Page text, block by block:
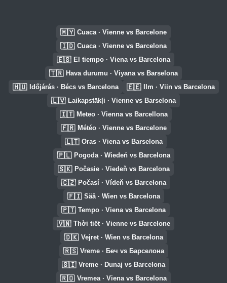
🇲🇾 Cuaca · Vienne vs Barcelone
🇮🇩 Cuaca · Vienne vs Barcelona
🇪🇸 El tiempo · Viena vs Barcelona
🇹🇷 Hava durumu · Viyana vs Barselona
🇭🇺 Időjárás · Bécs vs Barcelona 🇪🇪 Ilm · Viin vs Barcelona
🇱🇻 Laikapstākļi · Vienne vs Barselona
🇮🇹 Meteo · Vienna vs Barcellona
🇫🇷 Météo · Vienne vs Barcelone
🇱🇹 Oras · Viena vs Barselona
🇵🇱 Pogoda · Wiedeń vs Barcelona
🇸🇰 Počasie · Viedeň vs Barcelona
🇨🇿 Počasí · Vídeň vs Barcelona
🇫🇮 Sää · Wien vs Barcelona
🇵🇹 Tempo · Viena vs Barcelona
🇻🇳 Thời tiết · Vienne vs Barcelone
🇩🇰 Vejret · Wien vs Barcelona
🇷🇸 Vreme · Беч vs Барселона
🇸🇮 Vreme · Dunaj vs Barcelona
🇷🇴 Vremea · Viena vs Barcelona